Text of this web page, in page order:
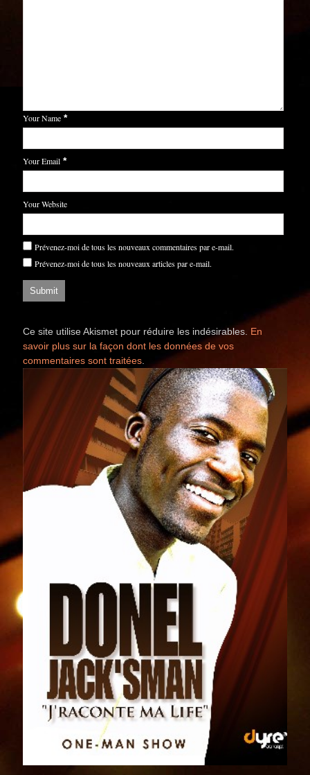
Your Name *
Your Email *
Your Website
Prévenez-moi de tous les nouveaux commentaires par e-mail.
Prévenez-moi de tous les nouveaux articles par e-mail.
Ce site utilise Akismet pour réduire les indésirables. En
savoir plus sur la façon dont les données de vos
commentaires sont traitées.